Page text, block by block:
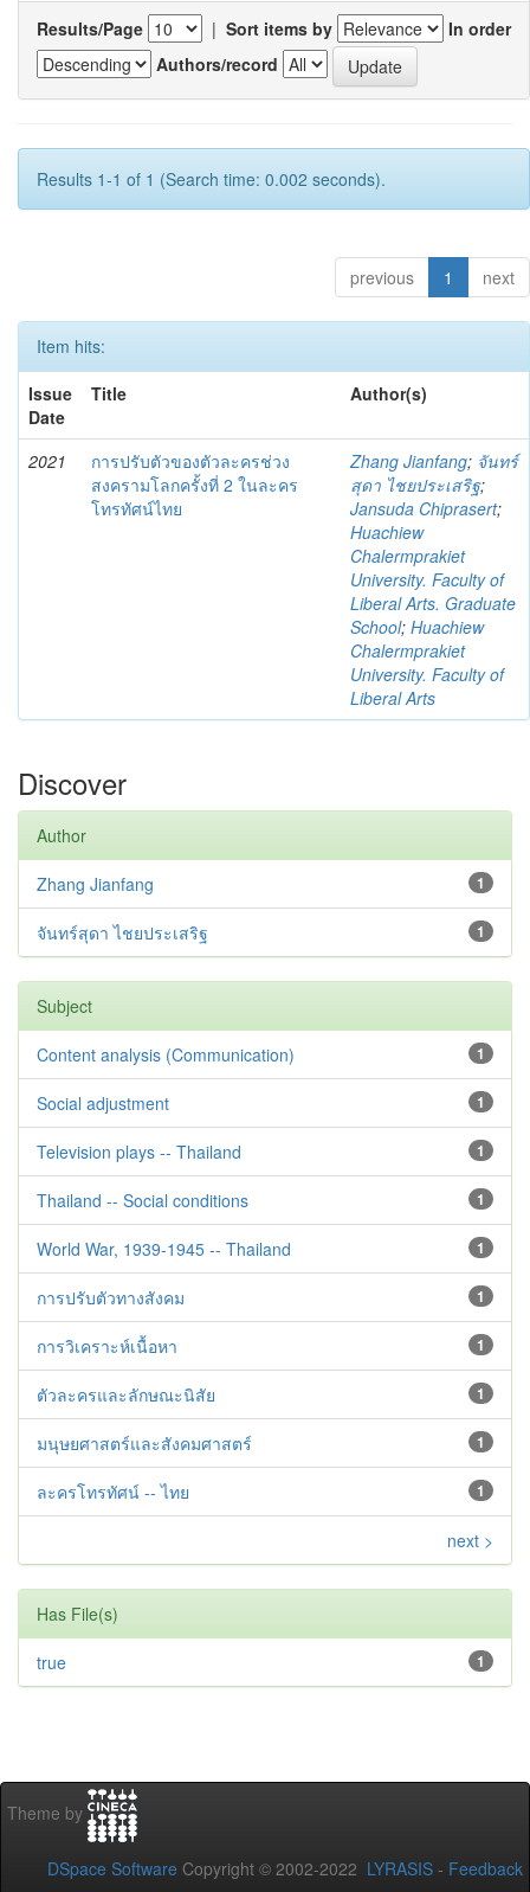
Results/Page | Sort items by
In order
Authors/record
Results 1-1 of 1 (Search time: 0.002 seconds).
previous 1 next
Item hits:
Issue
Date
Title Author(s)
2021
การปรับตัวของตัวละครช่วง
สงครามโลกครั้งที่ 2 ในละคร
โทรทัศน์ไทย
Zhang Jianfang; จันทร์
สุดา ไชยประเสริฐ;
Jansuda Chiprasert;
Huachiew
Chalermprakiet
University. Faculty of
Liberal Arts. Graduate
School; Huachiew
Chalermprakiet
University. Faculty of
Liberal Arts
Discover
Author
1
Zhang Jianfang
1
จันทร์สุดา ไชยประเสริฐ
Subject
1
Content analysis (Communication)
1
Social adjustment
1
Television plays -- Thailand
1
Thailand -- Social conditions
1
World War, 1939-1945 -- Thailand
1
การปรับตัวทางสังคม
1
การวิเคราะห์เนื้อหา
1
ตัวละครและลักษณะนิสัย
1
มนุษยศาสตร์และสังคมศาสตร์
1
ละครโทรทัศน์ -- ไทย
next >
Has File(s)
1
true
Theme by
DSpace Software Copyright © 2002-2022 LYRASIS - Feedback